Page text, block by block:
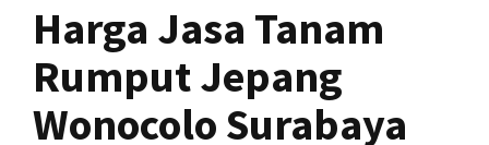
Harga Jasa Tanam
Rumput Jepang
Wonocolo Surabaya